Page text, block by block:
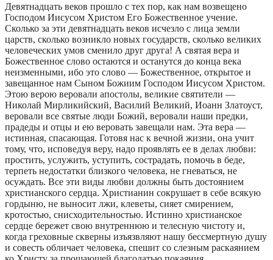
Девятнадцать веков прошло с тех пор, как нам возвещено
Господом Иисусом Христом Его Божественное учение.
Сколько за эти девятнадцать веков исчезло с лица земли
царств, сколько возникло новых государств, сколько великих
человеческих умов сменило друг друга! А святая вера и
Божественное слово остаются и останутся до конца века
неизменными, ибо это слово — Божественное, открытое и
завещанное нам Сыном Божиим Господом Иисусом Христом.
Этою верою веровали апостолы, великие святители —
Николай Мирликийский, Василий Великий, Иоанн Златоуст,
веровали все святые люди Божий, веровали наши предки,
прадеды и отцы и ею веровать завещали нам. Эта вера —
истинная, спасающая. Готовя нас к вечной жизни, она учит
тому, что, исповедуя веру, надо проявлять ее в делах любви:
простить, услужить, уступить, сострадать, помочь в беде,
терпеть недостатки близкого человека, не гневаться, не
осуждать. Все эти виды любви должны быть достоянием
христианского сердца. Христианин сокрушает в себе всякую
гордыню, не выносит лжи, клеветы, сияет смирением,
кротостью, снисходительностью. Истинно христианское
сердце бережет свою внутреннюю и телесную чистоту и,
когда греховные скверны изъязвляют нашу бессмертную душу
и совесть обличает человека, спешит со слезным раскаянием